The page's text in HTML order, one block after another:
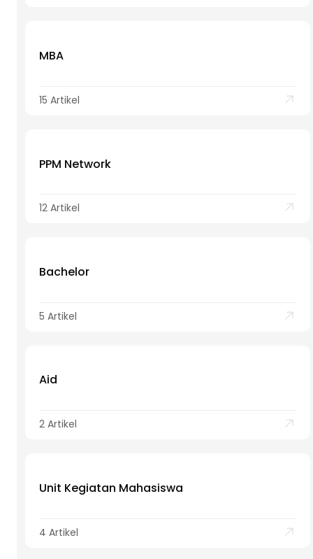
MBA
15 Artikel
PPM Network
12 Artikel
Bachelor
5 Artikel
Aid
2 Artikel
Unit Kegiatan Mahasiswa
4 Artikel